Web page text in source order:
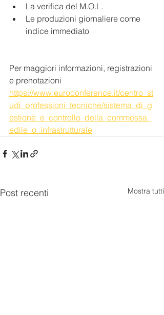
La verifica del M.O.L.
Le produzioni giornaliere come
indice immediato
Per maggiori informazioni, registrazioni
e prenotazioni
https://www.euroconference.it/centro_st
udi_professioni_tecniche/sistema_di_g
estione_e_controllo_della_commessa_
edile_o_infrastrutturale
Post recenti Mostra tutti